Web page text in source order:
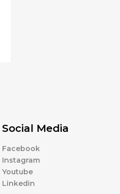
Social Media
Facebook
Instagram
Youtube
Linkedin